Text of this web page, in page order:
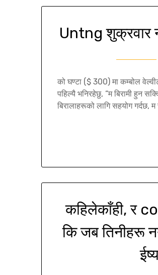
Untng शुक्रवार
को घण्टा ($ 300) मा कम्बोल
पहिल्यै भनिरहेछु, “म बिरामी हुन
बिरालाहरूको लागि सहयोग गर्दछ,
कहिलेकाँही, र
कि जब तिनीहरू